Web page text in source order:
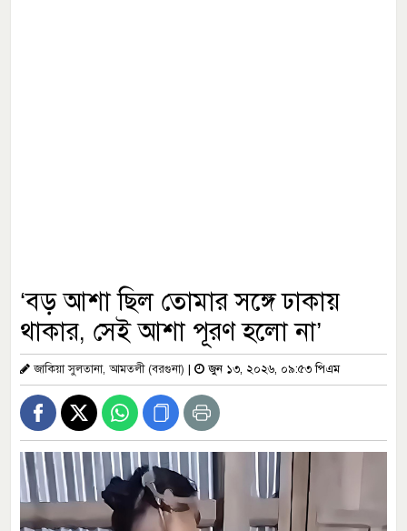
‘বড় আশা ছিল তোমার সঙ্গে ঢাকায়
থাকার, সেই আশা পূরণ হলো না’
জাকিয়া সুলতানা, আমতলী (বরগুনা) | জুন ১৩, ২০২৬, ০৯:৫৩ পিএম